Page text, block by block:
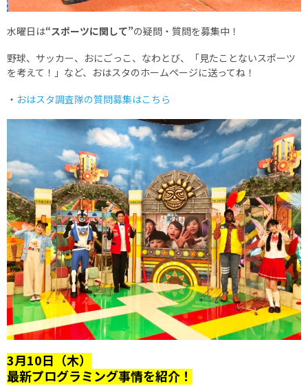
水曜日は“スポーツに関して”の疑問・質問を募集中！
野球、サッカー、おにごっこ、なわとび、「見たことないスポーツ
を考えて！」など、おはスタのホームページに送ってね！
・ おはスタ調査隊の質問募集はこちら
3月10日（木）
最新プログラミング事情を紹介！